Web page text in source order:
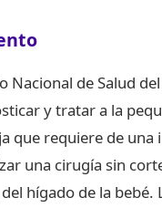
de Salud
y tratar a la
que requiere de
una cirugía sin
hígado de la bebé.